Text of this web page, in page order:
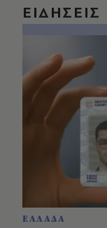
ΕΙΔΗΣΕΙΣ
ΕΛΛΑΔΑ